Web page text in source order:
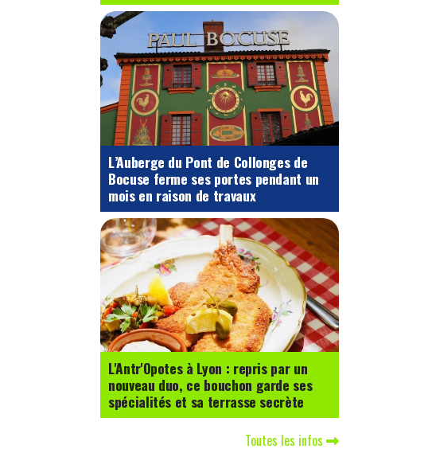
L’Auberge du Pont de Collonges de
Bocuse ferme ses portes pendant un
mois en raison de travaux
L'Antr'Opotes à Lyon : repris par un
nouveau duo, ce bouchon garde ses
spécialités et sa terrasse secrète
Toutes les infos